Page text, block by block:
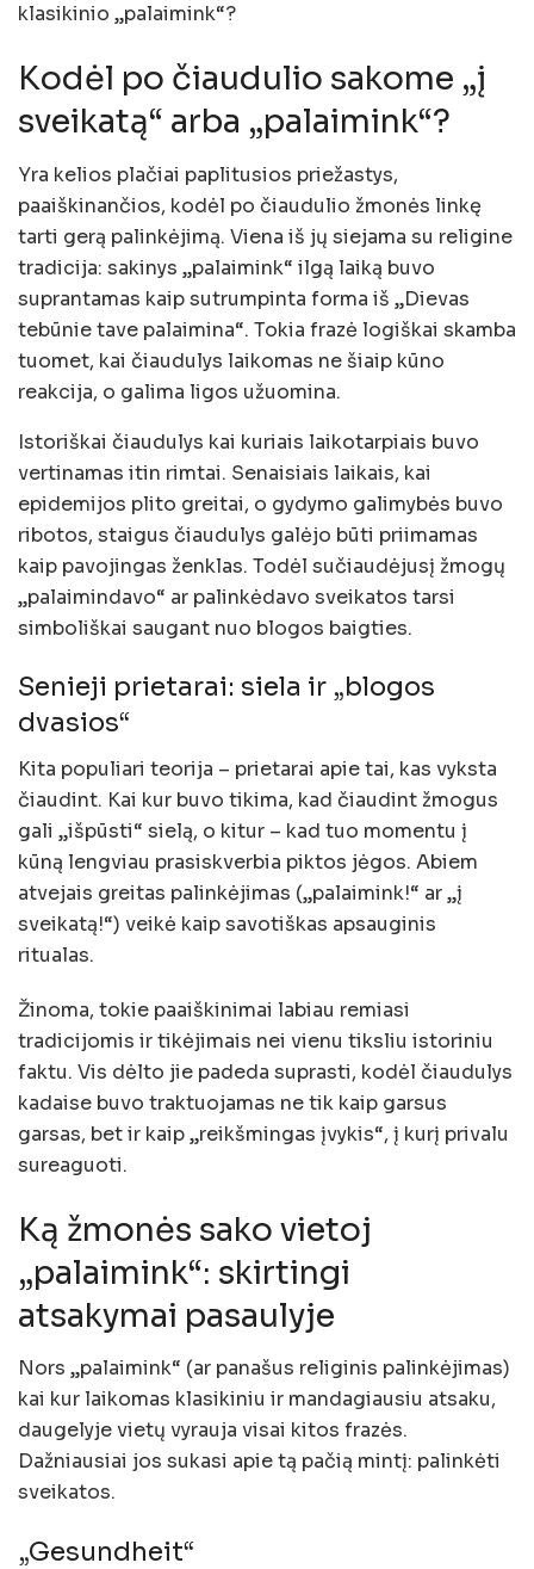
klasikinio „palaimink“?
Kodėl po čiaudulio sakome „į
sveikatą“ arba „palaimink“?
Yra kelios plačiai paplitusios priežastys,
paaiškinančios, kodėl po čiaudulio žmonės linkę
tarti gerą palinkėjimą. Viena iš jų siejama su religine
tradicija: sakinys „palaimink“ ilgą laiką buvo
suprantamas kaip sutrumpinta forma iš „Dievas
tebūnie tave palaimina“. Tokia frazė logiškai skamba
tuomet, kai čiaudulys laikomas ne šiaip kūno
reakcija, o galima ligos užuomina.
Istoriškai čiaudulys kai kuriais laikotarpiais buvo
vertinamas itin rimtai. Senaisiais laikais, kai
epidemijos plito greitai, o gydymo galimybės buvo
ribotos, staigus čiaudulys galėjo būti priimamas
kaip pavojingas ženklas. Todėl sučiaudėjusį žmogų
„palaimindavo“ ar palinkėdavo sveikatos tarsi
simboliškai saugant nuo blogos baigties.
Senieji prietarai: siela ir „blogos
dvasios“
Kita populiari teorija – prietarai apie tai, kas vyksta
čiaudint. Kai kur buvo tikima, kad čiaudint žmogus
gali „išpūsti“ sielą, o kitur – kad tuo momentu į
kūną lengviau prasiskverbia piktos jėgos. Abiem
atvejais greitas palinkėjimas („palaimink!“ ar „į
sveikatą!“) veikė kaip savotiškas apsauginis
ritualas.
Žinoma, tokie paaiškinimai labiau remiasi
tradicijomis ir tikėjimais nei vienu tiksliu istoriniu
faktu. Vis dėlto jie padeda suprasti, kodėl čiaudulys
kadaise buvo traktuojamas ne tik kaip garsus
garsas, bet ir kaip „reikšmingas įvykis“, į kurį privalu
sureaguoti.
Ką žmonės sako vietoj
„palaimink“: skirtingi
atsakymai pasaulyje
Nors „palaimink“ (ar panašus religinis palinkėjimas)
kai kur laikomas klasikiniu ir mandagiausiu atsaku,
daugelyje vietų vyrauja visai kitos frazės.
Dažniausiai jos sukasi apie tą pačią mintį: palinkėti
sveikatos.
„Gesundheit“